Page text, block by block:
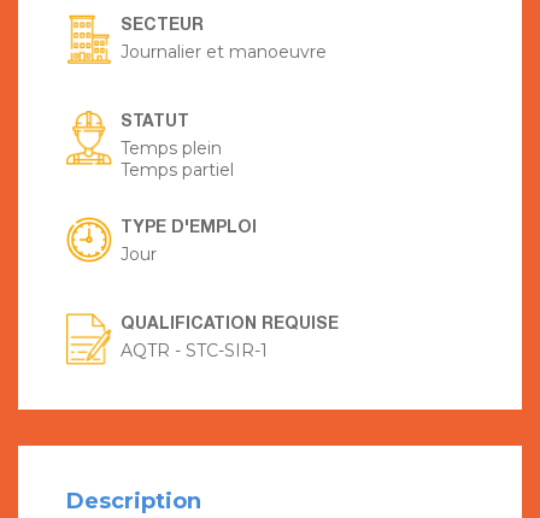
SECTEUR
Journalier et manoeuvre
STATUT
Temps plein
Temps partiel
TYPE D'EMPLOI
Jour
QUALIFICATION REQUISE
AQTR - STC-SIR-1
Description